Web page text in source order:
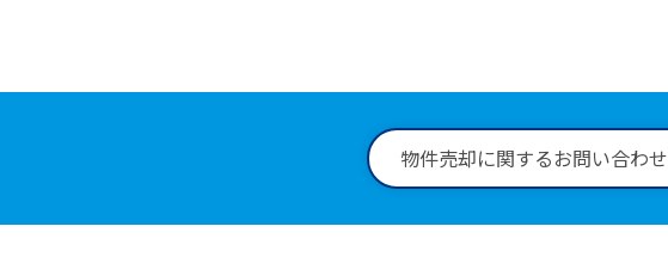
物件売却に関するお問い合わせ